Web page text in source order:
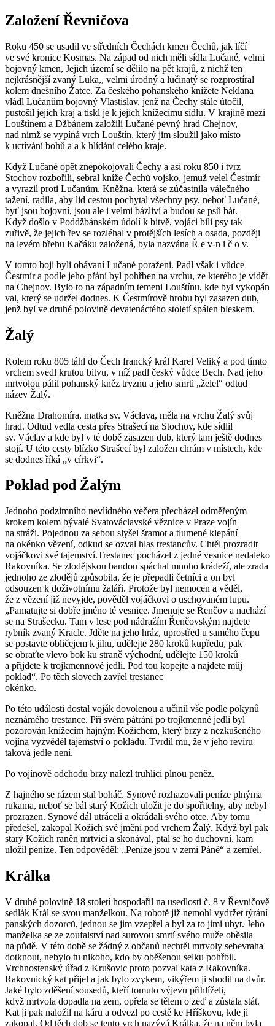
Založení Řevničova
Roku 450 se usadil ve středních Čechách kmen Čechů, jak líčí
ve své kronice Kosmas. Na západ od nich měli sídla Lučané, velmi
bojovný kmen, Jejich území se dělilo na pět krajů, z nichž ten
nejkrásnější zvaný Luka,, velmi úrodný a lučinatý se rozprostíral
kolem dnešního Žatce. Za českého pohanského knížete Neklana
vládl Lučanům bojovný Vlastislav, jenž na Čechy stále útočil,
pustošil jejich kraj a tiskl je k jejich knížecímu sídlu. V krajině mezi
Louštínem a Džbánem založili Lučané pevný hrad Chejnov,
nad nímž se vypíná vrch Louštín, který jim sloužil jako místo
k uctívání bohů a a k hlídání celého kraje.
Když Lučané opět znepokojovali Čechy a asi roku 850 i tvrz
Stochov rozbořili, sebral kníže Čechů vojsko, jemuž velel Čestmír
a vyrazil proti Lučanům. Kněžna, která se zúčastnila válečného
tažení, radila, aby lid cestou pochytal všechny psy, neboť Lučané,
byť jsou bojovní, jsou ale i velmi bázliví a budou se psů bát.
Když došlo v Poddžbánském údolí k bitvě, vojáci bili psy tak
zuřivě, že jejich řev se rozléhal v protějších lesích a osada, později
na levém břehu Kačáku založená, byla nazvána Ř e v-n i č o v.
V tomto boji byli obávaní Lučané poraženi. Padl však i vůdce
Čestmír a podle jeho přání byl pohřben na vrchu, ze kterého je vidět
na Chejnov. Bylo to na západním temeni Louštínu, kde byl vykopán
val, který se udržel dodnes. K Čestmírově hrobu byl zasazen dub,
jenž byl ve druhé polovině devatenáctého století spálen bleskem.
Žalý
Kolem roku 805 táhl do Čech francký král Karel Veliký a pod tímto
vrchem svedl krutou bitvu, v níž padl český vůdce Bech. Nad jeho
mrtvolou pálil pohanský kněz tryznu a jeho smrti „želel“ odtud
název Žalý.
Kněžna Drahomíra, matka sv. Václava, měla na vrchu Žalý svůj
hrad. Odtud vedla cesta přes Strašecí na Stochov, kde sídlil
sv. Václav a kde byl v té době zasazen dub, který tam ještě dodnes
stojí. U této cesty blízko Strašecí byl založen chrám v místech, kde
se dodnes říká „v církvi“.
Poklad pod Žalým
Jednoho podzimního nevlídného večera přecházel odměřeným
krokem kolem bývalé Svatováclavské věznice v Praze vojín
na stráži. Pojednou za sebou slyšel šramot a tlumené klepání
na okénko vězení, odkud se ozval hlas trestancův. Chtěl prozradit
vojáčkovi své tajemství.Trestanec pocházel z jedné vesnice nedaleko
Rakovníka. Se zlodějskou bandou spáchal mnoho krádeží, ale zrada
jednoho ze zlodějů způsobila, že je přepadli četníci a on byl
odsouzen k doživotnímu žaláři. Protože byl nemocen a věděl,
že z vězení již nevyjde, pověděl vojáčkovi o uschovaném lupu.
„Pamatujte si dobře jméno té vesnice. Jmenuje se Řenčov a nachází
se na Strašecku. Tam v lese pod nádražím Řenčovským najdete
rybník zvaný Kracle. Jděte na jeho hráz, uprostřed u samého čepu
se postavte obličejem k jihu, udělejte 280 kroků kupředu, pak
se obraťte vlevo bok ku straně východní, udělejte 150 kroků
a přijdete k trojkmennové jedli. Pod tou kopejte a najdete můj
poklad“. Po těch slovech zavřel trestanec
okénko.
Po této události dostal voják dovolenou a učinil vše podle pokynů
neznámého trestance. Při svém pátrání po trojkmenné jedli byl
pozorován knížecím hajným Kožichem, který brzy z nezkušeného
vojína vyzvěděl tajemství o pokladu. Tvrdil mu, že v jeho revíru
taková jedle není.
Po vojínově odchodu brzy nalezl truhlici plnou peněz.
Z hajného se rázem stal boháč. Synové rozhazovali peníze plnýma
rukama, neboť se bál starý Kožich uložit je do spořitelny, aby nebyl
prozrazen. Synové dál utráceli a okrádali svého otce. Aby tomu
předešel, zakopal Kožich své jmění pod vrchem Žalý. Když byl pak
starý Kožich raněn mrtvicí a skonával, ptal se ho duchovní, kam
uložil peníze. Ten odpověděl: „Peníze jsou v zemi Páně“ a zemřel.
Králka
V druhé polovině 18 století hospodařil na usedlosti č. 8 v Řevničově
sedlák Král se svou manželkou. Na robotě již nemohl vydržet týrání
panských dozorců, jednou se jim vzepřel a byl za to jimi ubyt. Jeho
manželka se ze zoufalství nad surovou smrtí svého muže oběsila
na půdě. V této době se žádný z občanů nechtěl mrtvoly sebevraha
dotknout, nebylo tu nikoho, kdo by oběšenou selku pohřbil.
Vrchnostenský úřad z Krušovic proto pozval kata z Rakovníka.
Rakovnický kat přijel a jak bylo zvykem, vikýřem ji shodil na dvůr.
Jaké bylo zděšení sousedů, kteří tomuto výjevu přihlíželi,
když mrtvola dopadla na zem, opřela se tělem o zeď a zůstala stát.
Kat ji pak naložil na káru a odvezl po cestě ke Hříškovu, kde ji
zakopal. Od těch dob se tento vrch nazývá Králka, že na něm byla